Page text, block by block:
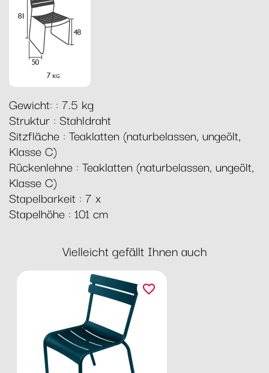
Gewicht: : 7.5 kg
Struktur : Stahldraht
Sitzfläche : Teaklatten (naturbelassen, ungeölt,
Klasse C)
Rückenlehne : Teaklatten (naturbelassen, ungeölt,
Klasse C)
Stapelbarkeit : 7 x
Stapelhöhe : 101 cm
Vielleicht gefällt Ihnen auch
favorite_border